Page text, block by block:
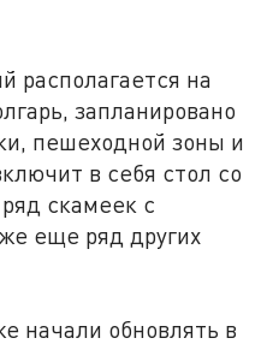
располагается на
запланировано
пешеходной зоны и
в себя стол со
скамеек с
еще ряд других
начали обновлять в